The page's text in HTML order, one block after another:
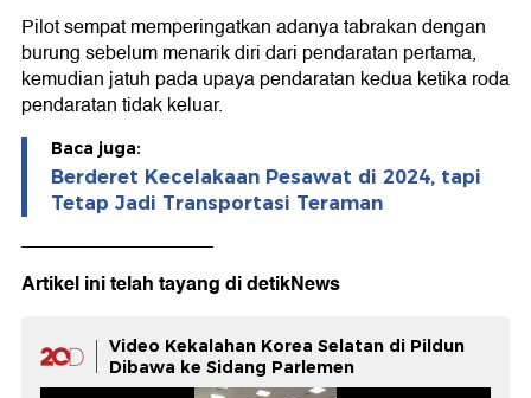
Pilot sempat memperingatkan adanya tabrakan dengan
burung sebelum menarik diri dari pendaratan pertama,
kemudian jatuh pada upaya pendaratan kedua ketika roda
pendaratan tidak keluar.
Baca juga:
Berderet Kecelakaan Pesawat di 2024, tapi
Tetap Jadi Transportasi Teraman
__________________
Artikel ini telah tayang didetikNews
Video Kekalahan Korea Selatan di Pildun
Dibawa ke Sidang Parlemen